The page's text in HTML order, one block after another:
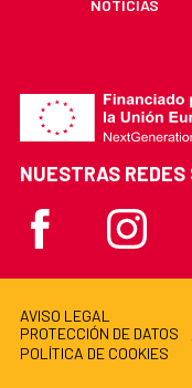
NOTICIAS
NUESTRAS REDES
FacebookInstagram
AVISO LEGAL
PROTECCIÓN DE DATOS
POLÍTICA DE COOKIES